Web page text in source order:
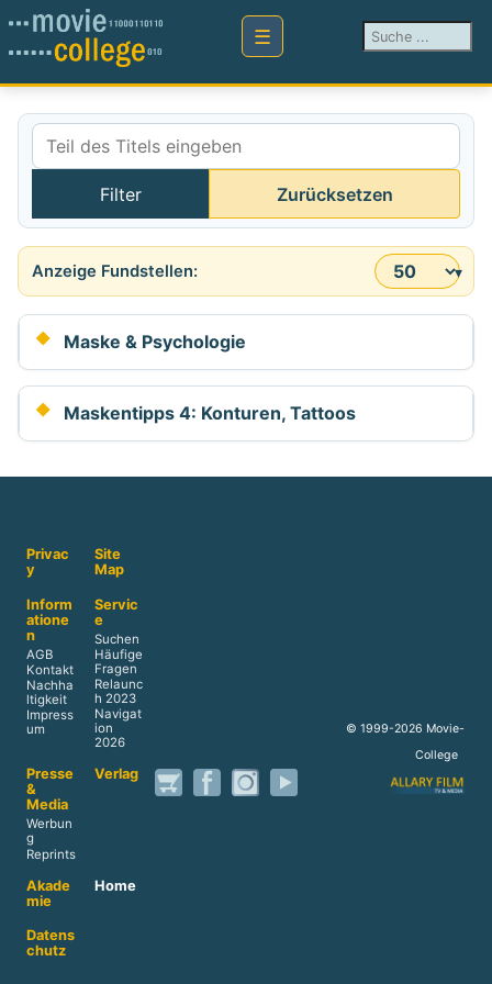
Suchen ...
Teil des Titels eingeben
Filter Zurücksetzen
Anzeige #
Maske & Psychologie
Maskentipps 4: Konturen, Tattoos
Privac
y
Site
Map
Inform
atione
n
AGB
Kontakt
Nachha
ltigkeit
Impress
um
Servic
e
Suchen
Häufige
Fragen
Relaunc
h 2023
Navigat
ion
2026
Presse
&
Media
Werbun
g
Reprints
Verlag
Akade
mie
Home
Datens
chutz
© 1999-2026 Movie-
College